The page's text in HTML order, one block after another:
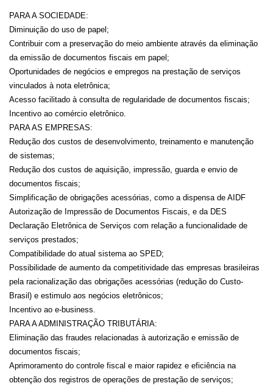
PARA A SOCIEDADE:
Diminuição do uso de papel;
Contribuir com a preservação do meio ambiente através da eliminação
da emissão de documentos fiscais em papel;
Oportunidades de negócios e empregos na prestação de serviços
vinculados à nota eletrônica;
Acesso facilitado à consulta de regularidade de documentos fiscais;
Incentivo ao comércio eletrônico.
PARA AS EMPRESAS:
Redução dos custos de desenvolvimento, treinamento e manutenção
de sistemas;
Redução dos custos de aquisição, impressão, guarda e envio de
documentos fiscais;
Simplificação de obrigações acessórias, como a dispensa de AIDF
Autorização de Impressão de Documentos Fiscais, e da DES
Declaração Eletrônica de Serviços com relação a funcionalidade de
serviços prestados;
Compatibilidade do atual sistema ao SPED;
Possibilidade de aumento da competitividade das empresas brasileiras
pela racionalização das obrigações acessórias (redução do Custo-
Brasil) e estimulo aos negócios eletrônicos;
Incentivo ao e-business.
PARA A ADMINISTRAÇÃO TRIBUTÁRIA:
Eliminação das fraudes relacionadas à autorização e emissão de
documentos fiscais;
Aprimoramento do controle fiscal e maior rapidez e eficiência na
obtenção dos registros de operações de prestação de serviços;